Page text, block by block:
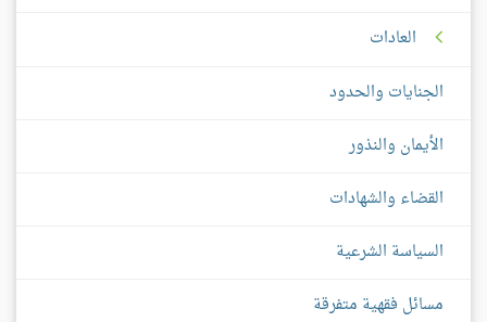
العادات
الجنايات والحدود
الأيمان والنذور
القضاء والشهادات
السياسة الشرعية
مسائل فقهية متفرقة